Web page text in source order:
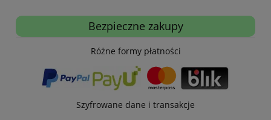
Bezpieczne zakupy
Różne formy płatności
Szyfrowane dane i transakcje